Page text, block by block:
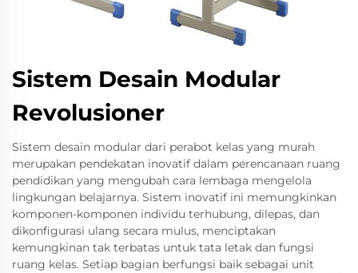
Sistem Desain Modular
Revolusioner
Sistem desain modular dari perabot kelas yang murah
merupakan pendekatan inovatif dalam perencanaan ruang
pendidikan yang mengubah cara lembaga mengelola
lingkungan belajarnya. Sistem inovatif ini memungkinkan
komponen-komponen individu terhubung, dilepas, dan
dikonfigurasi ulang secara mulus, menciptakan
kemungkinan tak terbatas untuk tata letak dan fungsi
ruang kelas. Setiap bagian berfungsi baik sebagai unit